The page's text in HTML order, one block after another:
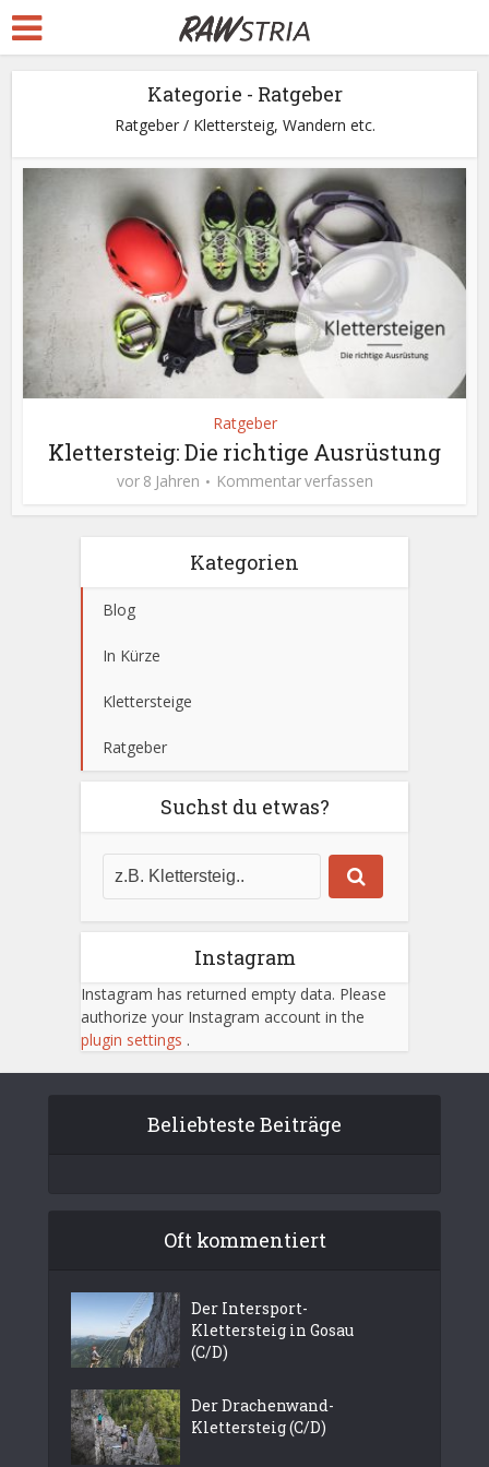
Kategorie - Ratgeber
Ratgeber / Klettersteig, Wandern etc.
Ratgeber
Klettersteig: Die richtige Ausrüstung
vor 8 Jahren Kommentar verfassen
Kategorien
Blog
In Kürze
Klettersteige
Ratgeber
Suchst du etwas?
Instagram
Instagram has returned empty data. Please
authorize your Instagram account in the
plugin settings .
Beliebteste Beiträge
Oft kommentiert
Der Intersport-
Klettersteig in Gosau
(C/D)
Der Drachenwand-
Klettersteig (C/D)